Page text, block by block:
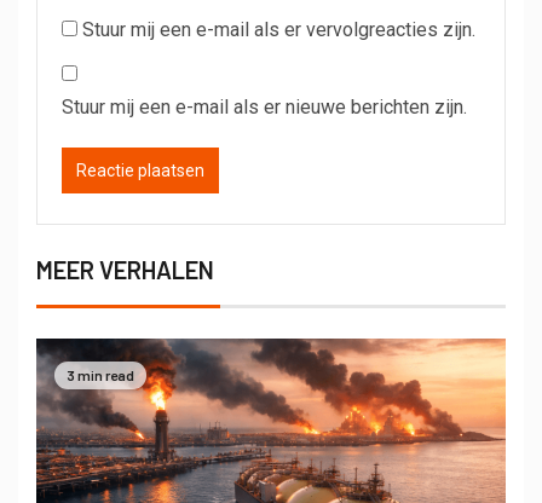
Stuur mij een e-mail als er vervolgreacties zijn.
Stuur mij een e-mail als er nieuwe berichten zijn.
MEER VERHALEN
3 min read